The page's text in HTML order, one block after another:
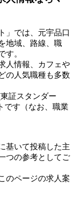
」では、元宇品口
地域、路線、職
す。
人情報、カフェや
の人気職種も多数
証スタンダー
です（なお、職業
基いて投稿した主
つの参考としてご
のページの求人案